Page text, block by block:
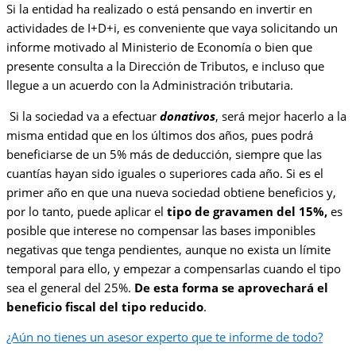
Si la entidad ha realizado o está pensando en invertir en
actividades de I+D+i, es conveniente que vaya solicitando un
informe motivado al Ministerio de Economía o bien que
presente consulta a la Dirección de Tributos, e incluso que
llegue a un acuerdo con la Administración tributaria.
Si la sociedad va a efectuar donativos, será mejor hacerlo a la
misma entidad que en los últimos dos años, pues podrá
beneficiarse de un 5% más de deducción, siempre que las
cuantías hayan sido iguales o superiores cada año. Si es el
primer año en que una nueva sociedad obtiene beneficios y,
por lo tanto, puede aplicar el tipo de gravamen del 15%, es
posible que interese no compensar las bases imponibles
negativas que tenga pendientes, aunque no exista un límite
temporal para ello, y empezar a compensarlas cuando el tipo
sea el general del 25%. De esta forma se aprovechará el
beneficio fiscal del tipo reducido.
¿Aún no tienes un asesor experto que te informe de todo?